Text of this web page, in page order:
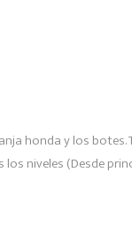
honda y los
niveles (Desde